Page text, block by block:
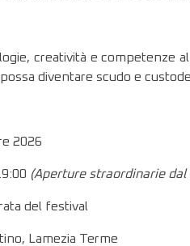
creatività e competenze
diventare scudo e
2026
(Aperture straordinarie dal
del festival
Lamezia Terme